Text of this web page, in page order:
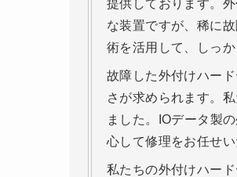
提供しております。
な装置ですが、稀に
術を活用して、しっ
故障した外付けハー
さが求められます。
ました。IOデータ製
心して修理をお任せい
私たちの外付けハー